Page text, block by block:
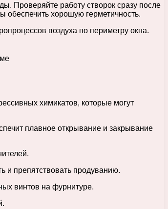
Проверяйте работу створок сразу после
обеспечить хорошую герметичность.
воздуха по периметру окна.
химикатов, которые могут
плавное открывание и закрывание
и препятствовать продуванию.
винтов на фурнитуре.